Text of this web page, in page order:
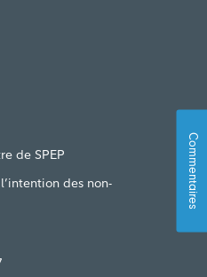
de SPEP
des non-
Commentaires